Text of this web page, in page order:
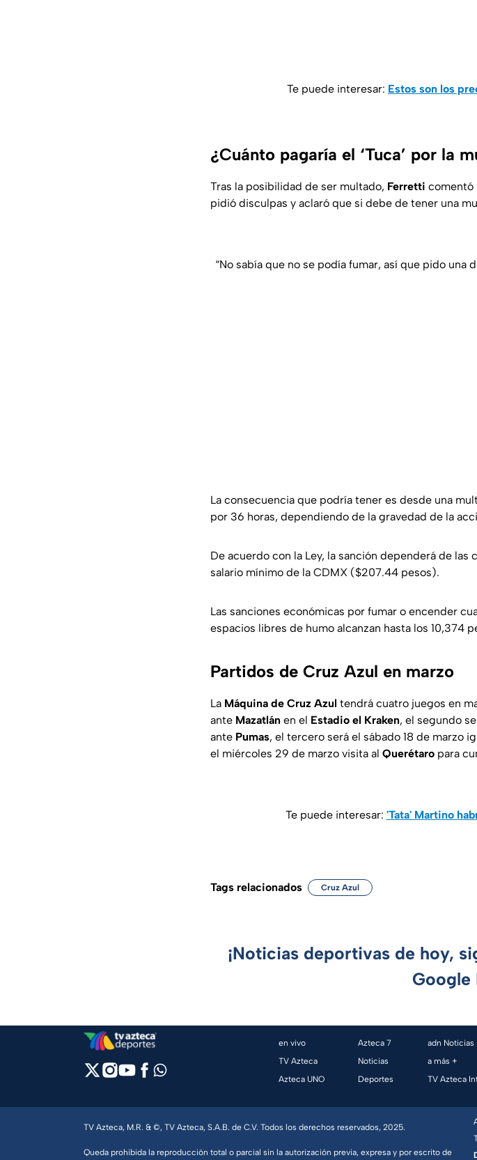
Te puede interesar: Estos son los
¿Cuánto pagaría el ‘Tuca’ por la
Tras la posibilidad de ser multado, Ferretti comentó
pidió disculpas y aclaró que si debe de tener una
“No sabía que no se podía fumar, así que pido una
La consecuencia que podría tener es desde una
por 36 horas, dependiendo de la gravedad de la
De acuerdo con la Ley, la sanción dependerá de
salario mínimo de la CDMX ($207.44 pesos).
Las sanciones económicas por fumar o encender
espacios libres de humo alcanzan hasta los 10,374
Partidos de Cruz Azul en marzo
La Máquina de Cruz Azul tendrá cuatro juegos en
ante Mazatlán en el Estadio el Kraken, el segundo
ante Pumas, el tercero será el sábado 18 de marzo
el miércoles 29 de marzo visita al Querétaro para
Te puede interesar: 'Tata' Martino
Tags relacionados Cruz Azul
¡Noticias deportivas de hoy,
Google
en vivo
TV Azteca
Azteca UNO
Azteca 7
Noticias
Deportes
adn Noticias
a más +
TV Azteca
TV Azteca, M.R. & ©, TV Azteca, S.A.B. de C.V. Todos los derechos reservados, 2025.
Queda prohibida la reproducción total o parcial sin la autorización previa, expresa y por escrito de